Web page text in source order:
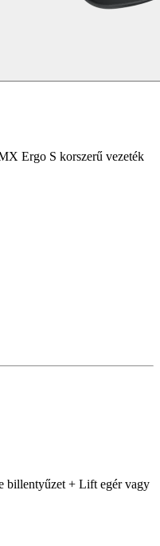
Ergo S korszerű vezeték
billentyűzet + Lift egér vagy